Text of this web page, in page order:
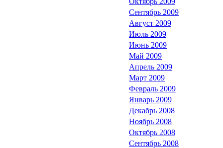
Сентябрь 2009
Август 2009
Июль 2009
Июнь 2009
Май 2009
Апрель 2009
Март 2009
Февраль 2009
Январь 2009
Декабрь 2008
Ноябрь 2008
Октябрь 2008
Сентябрь 2008